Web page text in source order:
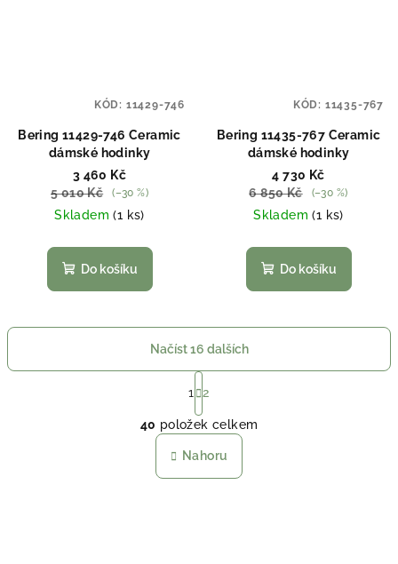
Bering 11429-746 Ceramic
dámské hodinky
3 460 Kč
5 010 Kč
(–30 %)
Skladem(1 ks)
Do košíku
KÓD: 11429-746
Bering 11435-767 Ceramic
dámské hodinky
4 730 Kč
6 850 Kč
(–30 %)
Skladem(1 ks)
Do košíku
KÓD: 11435-767
O
v
l
á
Načíst 16 dalších
S
t
r
á
n
k
o
1 2
40 položek celkem
Nahoru